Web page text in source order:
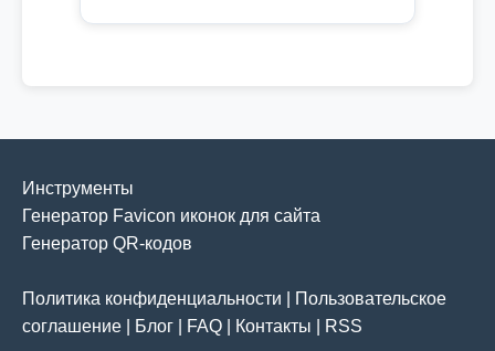
Инструменты
Генератор Favicon иконок для сайта
Генератор QR-кодов
Политика конфиденциальности
Пользовательское
соглашение
Блог FAQ Контакты RSS